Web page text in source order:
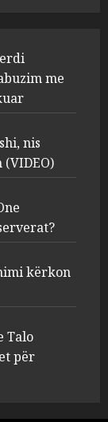
nis
Koço
maskuar
u vodhën
ja
për
me
nis
kërkon
Talo
për